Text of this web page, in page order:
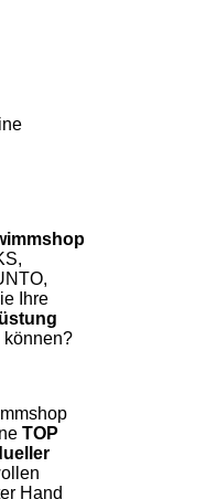
Ihre
können?
TOP
Hand